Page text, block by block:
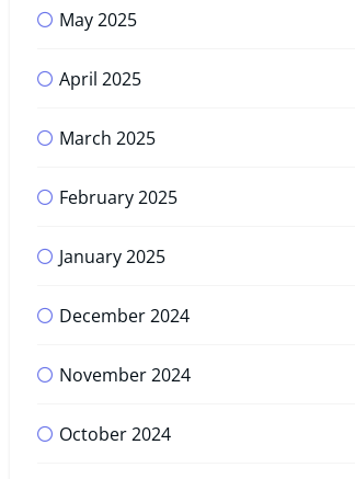
May 2025
April 2025
March 2025
February 2025
January 2025
December 2024
November 2024
October 2024